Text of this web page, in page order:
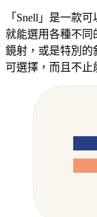
「Snell」是一款
就能選用各種不同
鏡射，或是特別
可選擇，而且不